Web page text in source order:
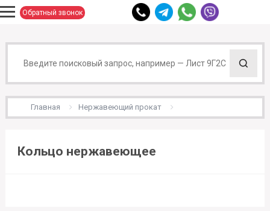
Обратный звонок
Главная Нержавеющий прокат
Кольцо нержавеющее